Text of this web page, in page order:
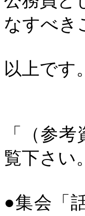
なすべき
以上です。
「（参
覧下さい。
●集会「